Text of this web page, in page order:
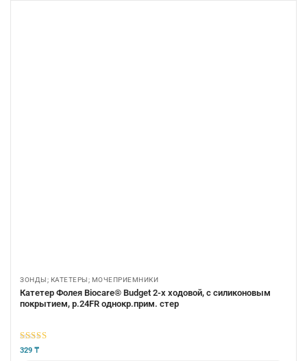
ЗОНДЫ; КАТЕТЕРЫ; МОЧЕПРИЕМНИКИ
Катетер Фолея Biocare® Budget 2-х ходовой, с силиконовым
покрытием, р.24FR однокр.прим. стер
5из 5
329 ₸